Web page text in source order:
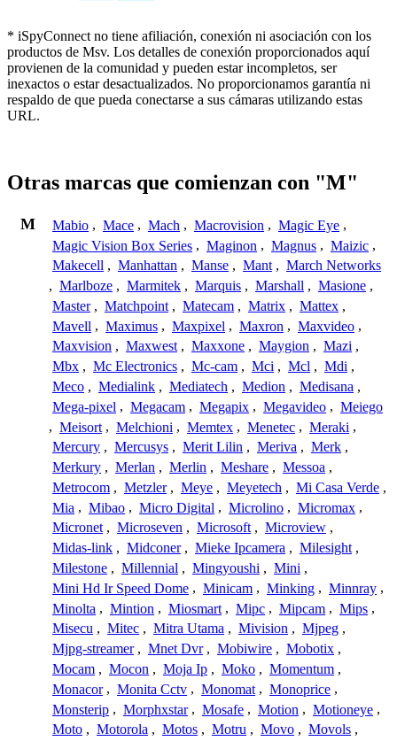
* iSpyConnect no tiene afiliación, conexión ni asociación con los
productos de Msv. Los detalles de conexión proporcionados aquí
provienen de la comunidad y pueden estar incompletos, ser
inexactos o estar desactualizados. No proporcionamos garantía ni
respaldo de que pueda conectarse a sus cámaras utilizando estas
URL.
Otras marcas que comienzan con "M"
M Mabio , Mace , Mach , Macrovision , Magic Eye ,
Magic Vision Box Series , Maginon , Magnus , Maizic ,
Makecell , Manhattan , Manse , Mant , March Networks
, Marlboze , Marmitek , Marquis , Marshall , Masione ,
Master , Matchpoint , Matecam , Matrix , Mattex ,
Mavell , Maximus , Maxpixel , Maxron , Maxvideo ,
Maxvision , Maxwest , Maxxone , Maygion , Mazi ,
Mbx , Mc Electronics , Mc-cam , Mci , Mcl , Mdi ,
Meco , Medialink , Mediatech , Medion , Medisana ,
Mega-pixel , Megacam , Megapix , Megavideo , Meiego
, Meisort , Melchioni , Memtex , Menetec , Meraki ,
Mercury , Mercusys , Merit Lilin , Meriva , Merk ,
Merkury , Merlan , Merlin , Meshare , Messoa ,
Metrocom , Metzler , Meye , Meyetech , Mi Casa Verde ,
Mia , Mibao , Micro Digital , Microlino , Micromax ,
Micronet , Microseven , Microsoft , Microview ,
Midas-link , Midconer , Mieke Ipcamera , Milesight ,
Milestone , Millennial , Mingyoushi , Mini ,
Mini Hd Ir Speed Dome , Minicam , Minking , Minnray ,
Minolta , Mintion , Miosmart , Mipc , Mipcam , Mips ,
Misecu , Mitec , Mitra Utama , Mivision , Mjpeg ,
Mjpg-streamer , Mnet Dvr , Mobiwire , Mobotix ,
Mocam , Mocon , Moja Ip , Moko , Momentum ,
Monacor , Monita Cctv , Monomat , Monoprice ,
Monsterip , Morphxstar , Mosafe , Motion , Motioneye ,
Moto , Motorola , Motos , Motru , Movo , Movols ,